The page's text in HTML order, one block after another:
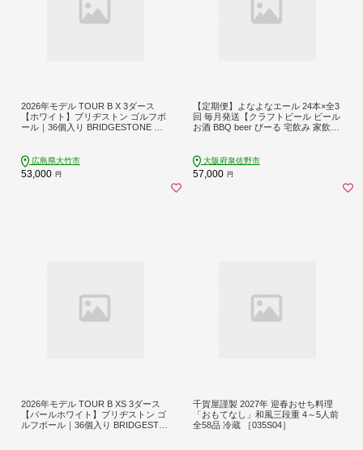
2026年モデル TOUR B X 3ダース
【ホワイト】ブリヂストン ゴルフボ
ール｜36個入り BRIDGESTONE ブ
に強い 強弾道 高耐久性 ふるさと ま
とめ買い 大量 golf [2308]
広島県大竹市
53,000 円
【定期便】よなよなエール 24本×全3
回 毎月発送【クラフトビール ビール
お酒 BBQ beer びーる 宅飲み 家飲み
G3899
大阪府泉佐野市
57,000 円
2026年モデル TOUR B XS 3ダース
【パールホワイト】ブリヂストン ゴ
ルフボール｜36個入り BRIDGESTO
千賀屋謹製 2027年 迎春おせち料理
「おもてなし」和風三段重 4～5人前
全58品 冷蔵 ［035S04］